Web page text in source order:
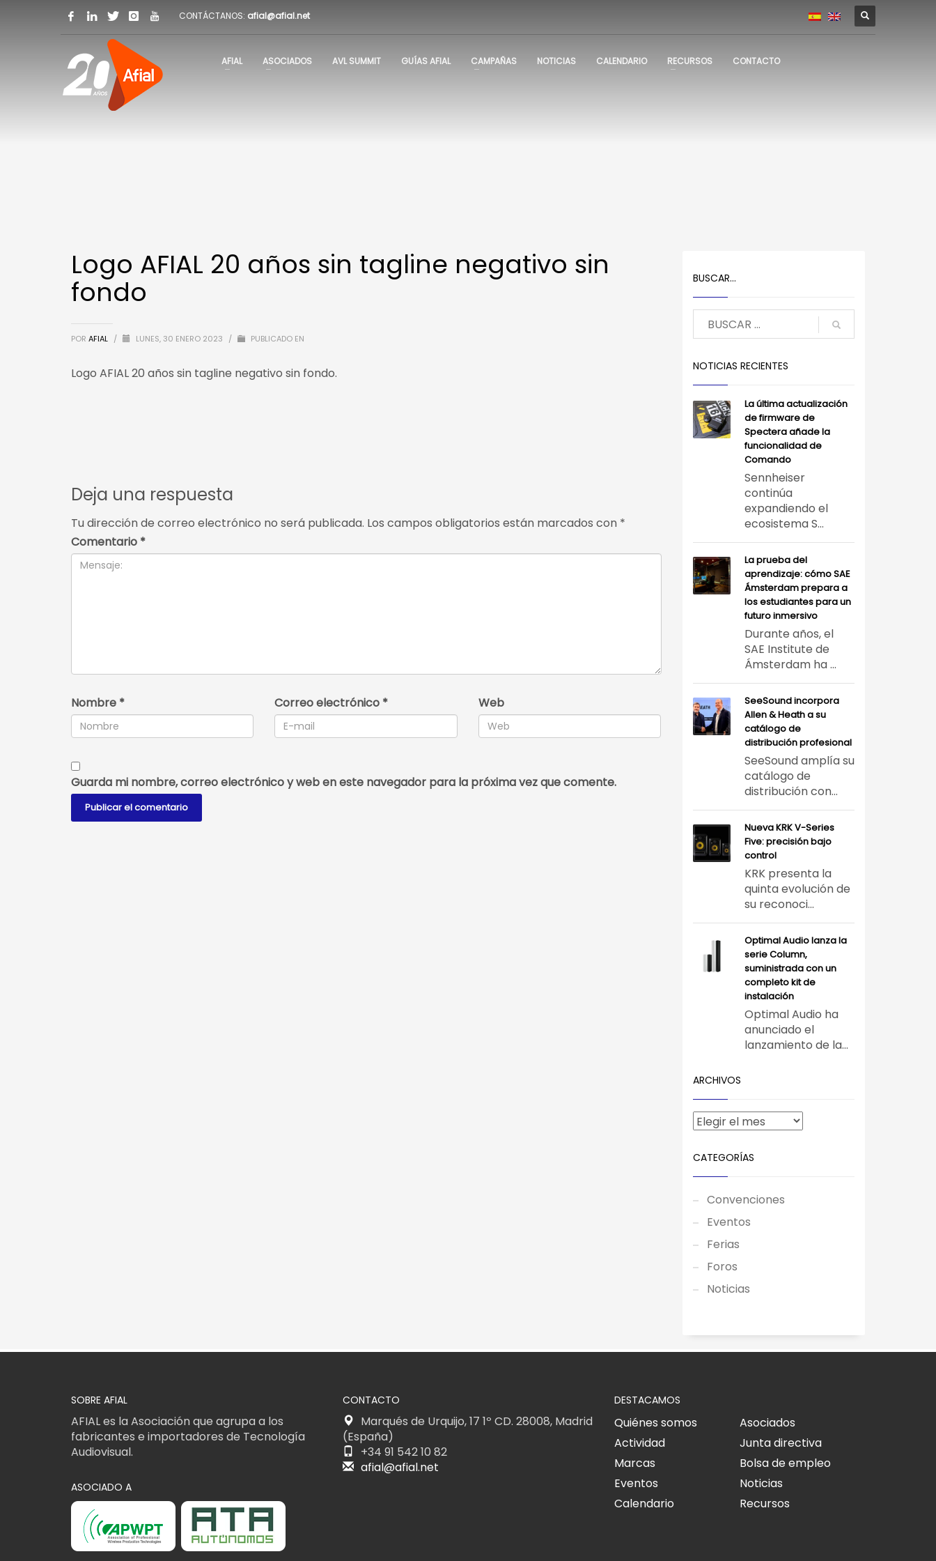
CONTÁCTANOS: afial@afial.net
AFIAL ASOCIADOS AVL SUMMIT GUÍAS AFIAL CAMPAÑAS NOTICIAS CALENDARIO RECURSOS CONTACTO
Logo AFIAL 20 años sin tagline negativo sin
fondo
POR AFIAL / LUNES, 30 ENERO 2023 / PUBLICADO EN
Logo AFIAL 20 años sin tagline negativo sin fondo.
Deja una respuesta
Tu dirección de correo electrónico no será publicada. Los campos obligatorios están marcados con *
Comentario *
Nombre * Correo electrónico * Web
Guarda mi nombre, correo electrónico y web en este navegador para la próxima vez que comente.
BUSCAR…
NOTICIAS RECIENTES
La última actualización
de firmware de
Spectera añade la
funcionalidad de
Comando
Sennheiser
continúa
expandiendo el
ecosistema S...
La prueba del
aprendizaje: cómo SAE
Ámsterdam prepara a
los estudiantes para un
futuro inmersivo
Durante años, el
SAE Institute de
Ámsterdam ha ...
SeeSound incorpora
Allen & Heath a su
catálogo de
distribución profesional
SeeSound amplía su
catálogo de
distribución con...
Nueva KRK V-Series
Five: precisión bajo
control
KRK presenta la
quinta evolución de
su reconoci...
Optimal Audio lanza la
serie Column,
suministrada con un
completo kit de
instalación
Optimal Audio ha
anunciado el
lanzamiento de la...
ARCHIVOS
CATEGORÍAS
Convenciones
Eventos
Ferias
Foros
Noticias
SOBRE AFIAL
AFIAL es la Asociación que agrupa a los
fabricantes e importadores de Tecnología
Audiovisual.
ASOCIADO A
CONTACTO
Marqués de Urquijo, 17 1º CD. 28008, Madrid
(España)
+34 91 542 10 82
afial@afial.net
DESTACAMOS
Quiénes somos
Asociados
Actividad
Junta directiva
Marcas
Bolsa de empleo
Eventos
Noticias
Calendario
Recursos